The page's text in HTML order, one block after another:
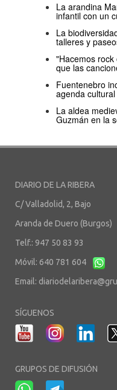
La arandina
infantil con un
La
talleres y
"Hacemos
que las
Fuentenebro
agenda cultural
La aldea
Guzmán en la
DIARIO DE LA RIBERA
C/ Valladolid, 2, Bajo
Aranda de Duero (Burgos)
Telf.: 947 50 83 93
Móvil: 640 781 604
Email:
SÍGUENOS
GRUPOS DE DIFUSIÓN